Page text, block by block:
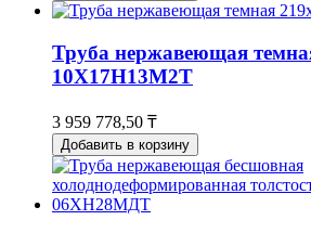
Труба нержавеющая
10Х17Н13М2Т
3 959 778,50 ₸
Добавить в корзину